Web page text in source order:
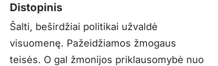
Distopinis
Šalti, beširdžiai politikai užvaldė
visuomenę. Pažeidžiamos žmogaus
teisės. O gal žmonijos priklausomybė nuo